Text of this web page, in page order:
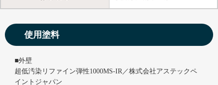
使用塗料
■外壁
超低汚染リファイン弾性1000MS-IR／株式会社アステックペ
イントジャパン